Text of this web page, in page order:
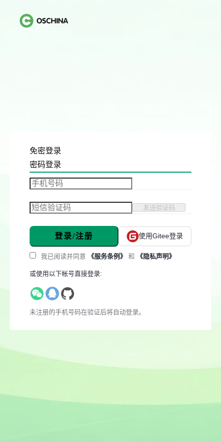
免密登录
密码登录
发送验证码
登录/注册 使用Gitee登录
我已阅读并同意 《服务条例》 和 《隐私声明》
或使用以下帐号直接登录:
未注册的手机号码在验证后将自动登录。